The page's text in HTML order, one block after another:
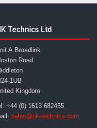
Technics Ltd
A Broadlink
Road
1UB
Kingdom
+44 (0) 1613 682455
sales@nk-technics.com